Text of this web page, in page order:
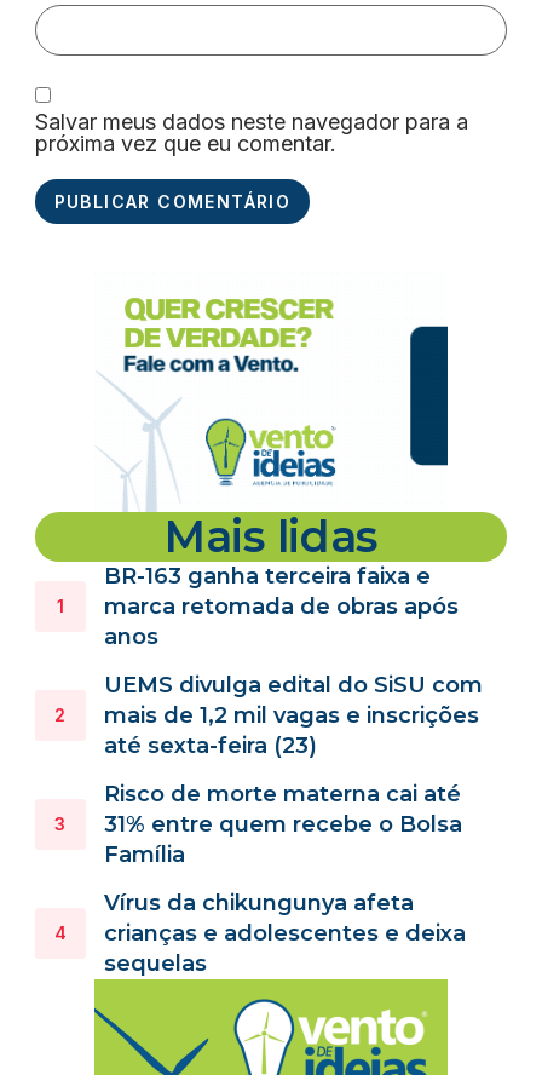
Salvar meus dados neste navegador para a
próxima vez que eu comentar.
Mais lidas
BR-163 ganha terceira faixa e
marca retomada de obras após
anos
UEMS divulga edital do SiSU com
mais de 1,2 mil vagas e inscrições
até sexta-feira (23)
Risco de morte materna cai até
31% entre quem recebe o Bolsa
Família
Vírus da chikungunya afeta
crianças e adolescentes e deixa
sequelas